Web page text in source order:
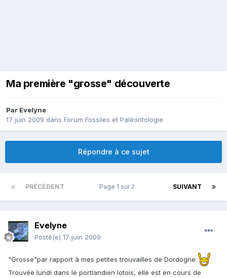
Ma première "grosse" découverte
Par Evelyne
17 juin 2009 dans Forum Fossiles et Paléontologie
Répondre à ce sujet
PRÉCÉDENT SUIVANT
Page 1 sur 2
Evelyne
Posté(e) 17 juin 2009
"Grosse"par rapport à mes petites trouvailles de Dordogne
Trouvée lundi dans le portlandien lotois, elle est en cours de